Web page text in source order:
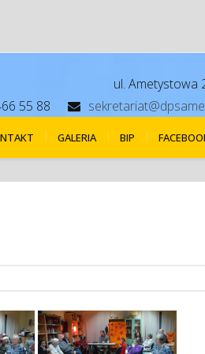
ul. Ametystowa
55 88
GALERIA BIP